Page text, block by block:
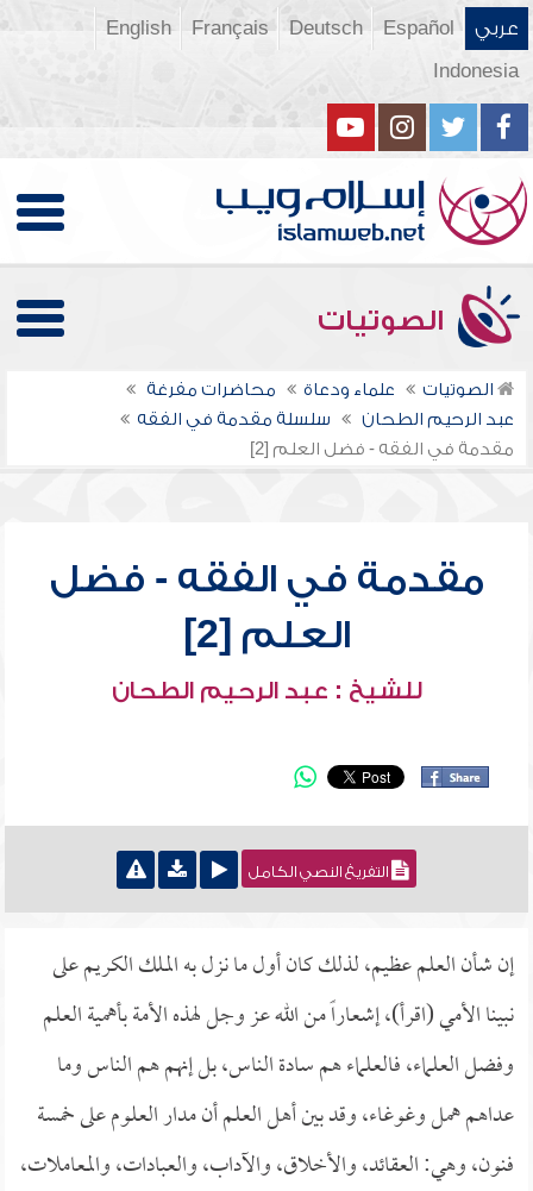
عربي Español
Deutsch
Français
English
Indonesia
الصوتيات
الصوتيات علماء ودعاة
محاضرات مفرغة
عبد الرحيم الطحان
سلسلة مقدمة في الفقه
مقدمة في الفقه - فضل العلم [2]
مقدمة في الفقه - فضل
العلم [2]
للشيخ : عبد الرحيم الطحان
التفريغ النصي الكامل
إن شأن العلم عظيم، لذلك كان أول ما نزل به الملك الكريم على
نبينا الأمي (اقرأ)، إشعاراً من الله عز وجل لهذه الأمة بأهمية العلم
وفضل العلماء، فالعلماء هم سادة الناس، بل إنهم هم الناس وما
عداهم همل وغوغاء، وقد بين أهل العلم أن مدار العلوم على خمسة
فنون، وهي: العقائد، والأخلاق، والآداب، والعبادات، والمعاملات،